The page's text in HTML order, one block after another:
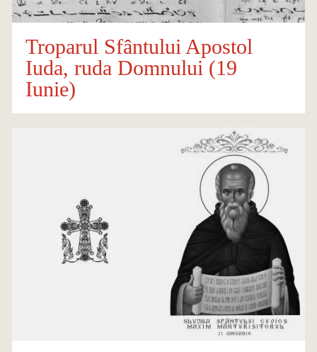
Troparul Sfântului Apostol
Iuda, ruda Domnului (19
Iunie)